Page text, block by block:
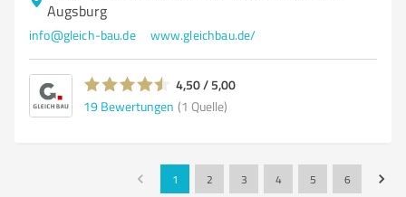
Augsburg
info@gleich-bau.de www.gleichbau.de/
4,50 / 5,00
19 Bewertungen (1 Quelle)
1 2 3 4 5 6